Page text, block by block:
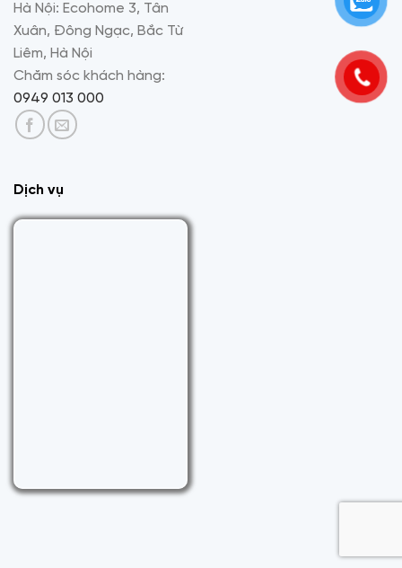
Hà Nội: Ecohome 3, Tân
Xuân, Đông Ngạc, Bắc Từ
Liêm, Hà Nội
Chăm sóc khách hàng:
0949 013 000
Dịch vụ